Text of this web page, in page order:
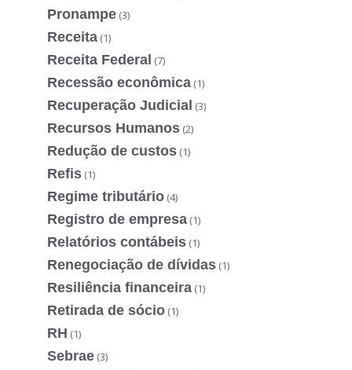
Pronampe (3)
Receita (1)
Receita Federal (7)
Recessão econômica (1)
Recuperação Judicial (3)
Recursos Humanos (2)
Redução de custos (1)
Refis (1)
Regime tributário (4)
Registro de empresa (1)
Relatórios contábeis (1)
Renegociação de dívidas (1)
Resiliência financeira (1)
Retirada de sócio (1)
RH (1)
Sebrae (3)